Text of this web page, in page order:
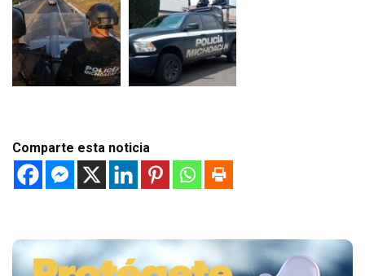
Comparte esta noticia